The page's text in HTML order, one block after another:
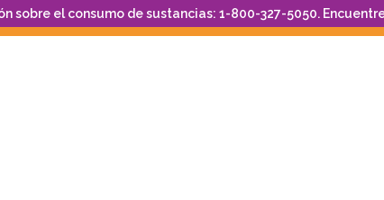
sobre el consumo de sustancias: 1-800-327-5050.